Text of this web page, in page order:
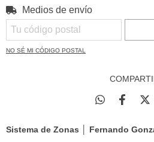
Entregas para el CP:
Medios de envío
NO SÉ MI CÓDIGO POSTAL
Sistema de Zonas │ Fernando